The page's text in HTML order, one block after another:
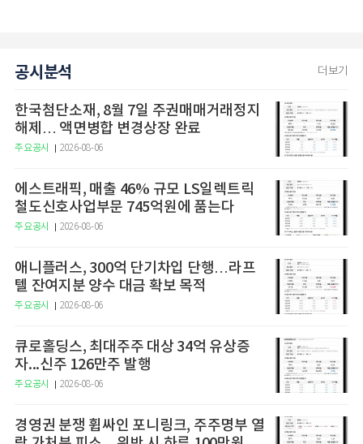
공시분석 더보기
한국첨단소재, 8월 7일 주권매매거래정지
해제… 액면병합 변경상장 완료
주요공시 2026-08-06
에스트래픽, 매출 46% 규모 LS일렉트릭
철도신호사업부문 745억원에 품는다
주요공시 2026-08-06
애니플러스, 300억 단기차입 단행…라프
텔 잔여지분 양수 대금 확보 목적
주요공시 2026-08-06
큐로홀딩스, 최대주주 대상 34억 유상증
자...신주 126만주 발행
주요공시 2026-08-06
경영권 분쟁 휩싸인 포니링크, 주주명부 열